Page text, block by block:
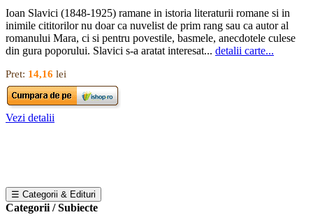
Ioan Slavici (1848-1925) ramane in istoria literaturii romane si in
inimile cititorilor nu doar ca nuvelist de prim rang sau ca autor al
romanului Mara, ci si pentru povestile, basmele, anecdotele culese
din gura poporului. Slavici s-a aratat interesat... detalii carte...
Pret: 14,16 lei
Vezi detalii
☰ Categorii & Edituri
Categorii / Subiecte